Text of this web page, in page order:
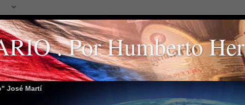
. Por Humberto